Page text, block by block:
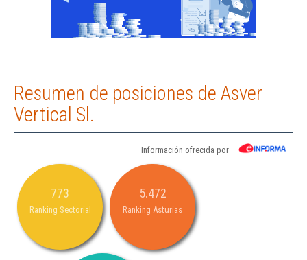
Resumen de posiciones de Asver
Vertical Sl.
Información ofrecida por
773
Ranking Sectorial
5.472
Ranking Asturias